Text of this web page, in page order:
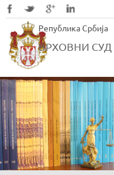
to
main
Република Србија
ВРХОВНИ СУД